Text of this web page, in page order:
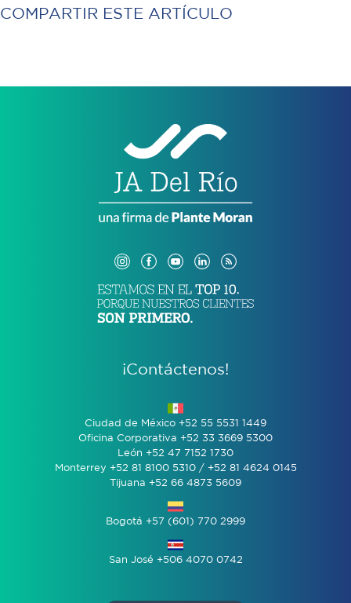
COMPARTIR ESTE ARTÍCULO
¡Contáctenos!
Ciudad de México +52 55 5531 1449
Oficina Corporativa +52 33 3669 5300
León +52 47 7152 1730
Monterrey +52 81 8100 5310 / +52 81 4624 0145
Tijuana +52 66 4873 5609
Bogotá +57 (601) 770 2999
San José +506 4070 0742